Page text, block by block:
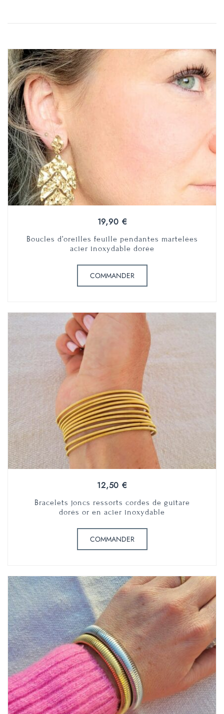
19,90 €
Boucles d’oreilles feuille pendantes martelées
acier inoxydable dorée
COMMANDER
12,50 €
Bracelets joncs ressorts cordes de guitare
dorés or en acier inoxydable
COMMANDER